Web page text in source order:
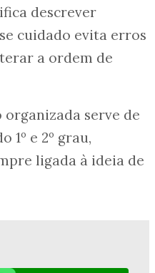
descrever
cuidado evita erros
a ordem de
serve de
1º e 2º grau,
ligada à ideia de